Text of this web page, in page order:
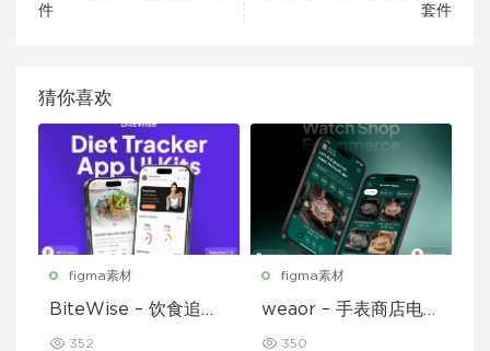
件
套件
猜你喜欢
figma素材
BiteWise – 饮食追踪
352
figma素材
weaor – 手表商店电子
350